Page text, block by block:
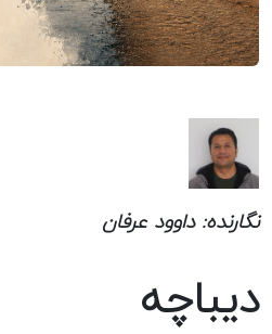
نگارنده: داوود عرفان
دیباچه